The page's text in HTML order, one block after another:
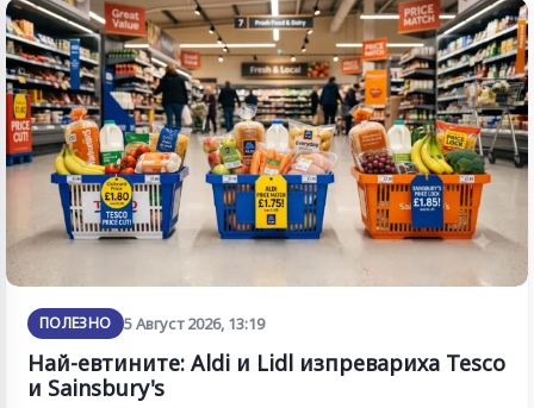
ПОЛЕЗНО 5 Август 2026, 13:19
Най-евтините: Aldi и Lidl изпревариха Tesco
и Sainsbury's